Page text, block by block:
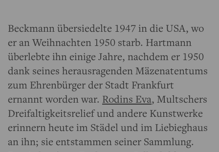
Beckmann übersiedelte 1947 in die USA, wo
er an Weihnachten 1950 starb. Hartmann
überlebte ihn einige Jahre, nachdem er 1950
dank seines herausragenden Mäzenatentums
zum Ehrenbürger der Stadt Frankfurt
ernannt worden war. Rodins Eva, Multschers
Dreifaltigkeitsrelief und andere Kunstwerke
erinnern heute im Städel und im Liebieghaus
an ihn; sie entstammen seiner Sammlung.